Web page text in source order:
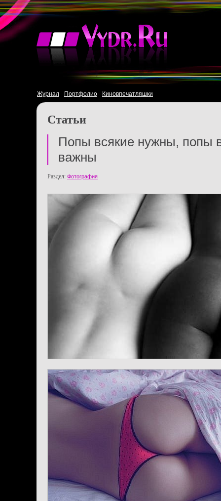
Журнал Портфолио Киновпечатляшки
Статьи
Попы всякие нужны, попы
важны
Раздел: Фотография